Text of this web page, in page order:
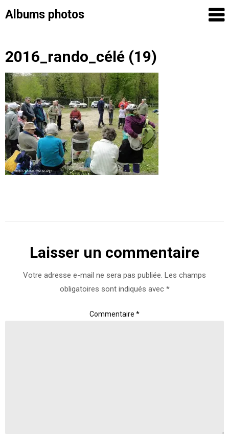
Albums photos
Skip
content
2016_rando_célé (19)
Laisser un commentaire
Votre adresse e-mail ne sera pas publiée. Les champs
obligatoires sont indiqués avec *
Commentaire *